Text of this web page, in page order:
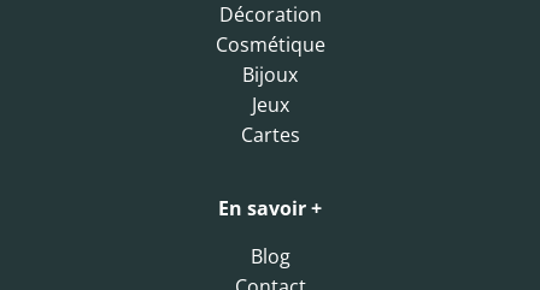
Décoration
Cosmétique
Bijoux
Jeux
Cartes
En savoir +
Blog